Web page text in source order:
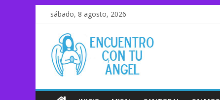
sábado, 8 agosto, 2026